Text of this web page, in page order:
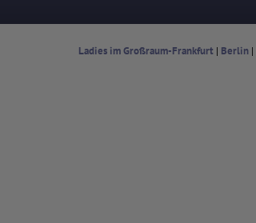
Ladies im Großraum-Frankfurt | Berlin|